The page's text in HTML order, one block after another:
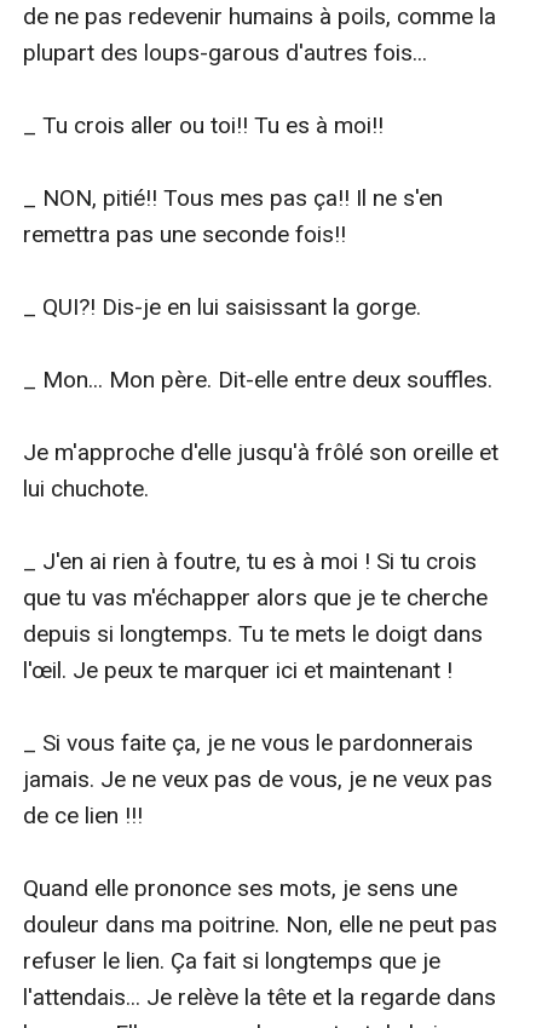
de ne pas redevenir humains à poils, comme la
plupart des loups-garous d'autres fois...
_ Tu crois aller ou toi!! Tu es à moi!!
_ NON, pitié!! Tous mes pas ça!! Il ne s'en
remettra pas une seconde fois!!
_ QUI?! Dis-je en lui saisissant la gorge.
_ Mon... Mon père. Dit-elle entre deux souffles.
Je m'approche d'elle jusqu'à frôlé son oreille et
lui chuchote.
_ J'en ai rien à foutre, tu es à moi ! Si tu crois
que tu vas m'échapper alors que je te cherche
depuis si longtemps. Tu te mets le doigt dans
l'œil. Je peux te marquer ici et maintenant !
_ Si vous faite ça, je ne vous le pardonnerais
jamais. Je ne veux pas de vous, je ne veux pas
de ce lien !!!
Quand elle prononce ses mots, je sens une
douleur dans ma poitrine. Non, elle ne peut pas
refuser le lien. Ça fait si longtemps que je
l'attendais... Je relève la tête et la regarde dans